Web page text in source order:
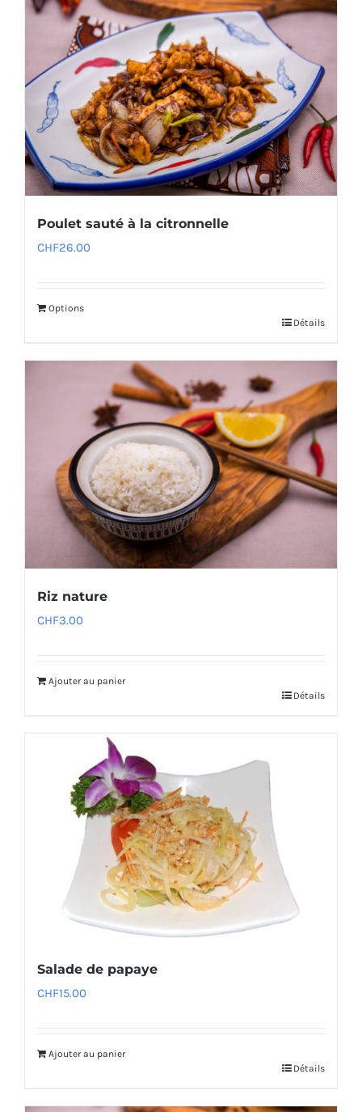
Poulet sauté à la citronnelle
CHF26.00
Options
Détails
Riz nature
CHF3.00
Ajouter au panier
Détails
Salade de papaye
CHF15.00
Ajouter au panier
Détails